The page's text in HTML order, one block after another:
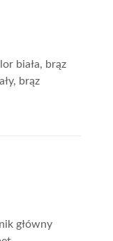
biała, brąz
brąz
główny